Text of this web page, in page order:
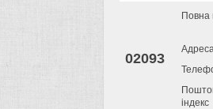
02093
Повна
індекс